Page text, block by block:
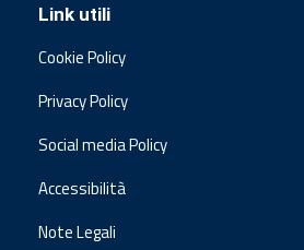
Link utili
Cookie Policy
Privacy Policy
Social media Policy
Accessibilità
Note Legali